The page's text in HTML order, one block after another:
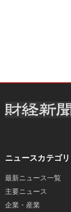
ニュースカテゴリ
最新ニュース一覧
主要ニュース
企業・産業